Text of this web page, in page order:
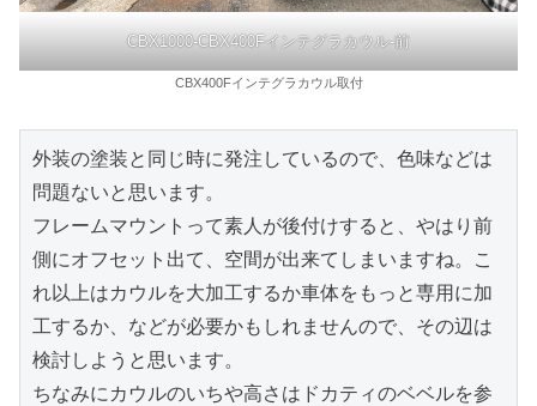
CBX1000-CBX400Fインテグラカウル-前
CBX400Fインテグラカウル取付
外装の塗装と同じ時に発注しているので、色味などは
問題ないと思います。
フレームマウントって素人が後付けすると、やはり前
側にオフセット出て、空間が出来てしまいますね。こ
れ以上はカウルを大加工するか車体をもっと専用に加
工するか、などが必要かもしれませんので、その辺は
検討しようと思います。
ちなみにカウルのいちや高さはドカティのベベルを参